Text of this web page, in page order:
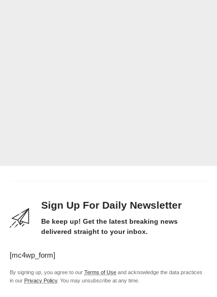
Sign Up For Daily Newsletter
Be keep up! Get the latest breaking news
delivered straight to your inbox.
[mc4wp_form]
By signing up, you agree to our Terms of Use and acknowledge the data practices
in our Privacy Policy. You may unsubscribe at any time.